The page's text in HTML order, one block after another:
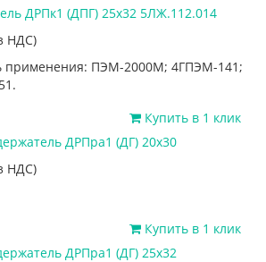
ДРПк1 (ДПГ) 25х32 5ЛЖ.112.014
НДС)
применения: ПЭМ-2000М; 4ГПЭМ-141;
Купить в 1 клик
ДРПра1 (ДГ) 20х30
НДС)
Купить в 1 клик
ДРПра1 (ДГ) 25х32